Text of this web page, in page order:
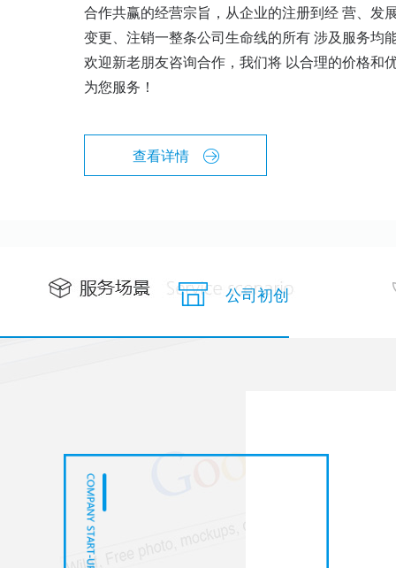
合作共赢的经营宗旨，从企业的注册到经 营、发
变更、注销一整条公司生命线的所有 涉及服务均
欢迎新老朋友咨询合作，我们将 以合理的价格和
为您服务！
查看详情
公司初创